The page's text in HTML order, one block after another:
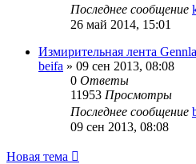
Последнее сообщение
26 май 2014, 15:01
Измирительная лента
beifa » 09 сен 2013, 08:08
0 Ответы
11953 Просмотры
Последнее сообщение
09 сен 2013, 08:08
Новая тема